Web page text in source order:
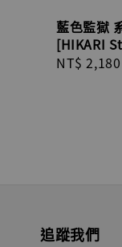
藍色監獄
[HIKARI
Regular
NT$ 2,180
追蹤我們